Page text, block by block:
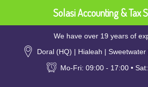
We have over 19 years of
Doral (HQ) | Hialeah |
Mo-Fri: 09:00 - 17:00 •
Solasi Accounting & Tax